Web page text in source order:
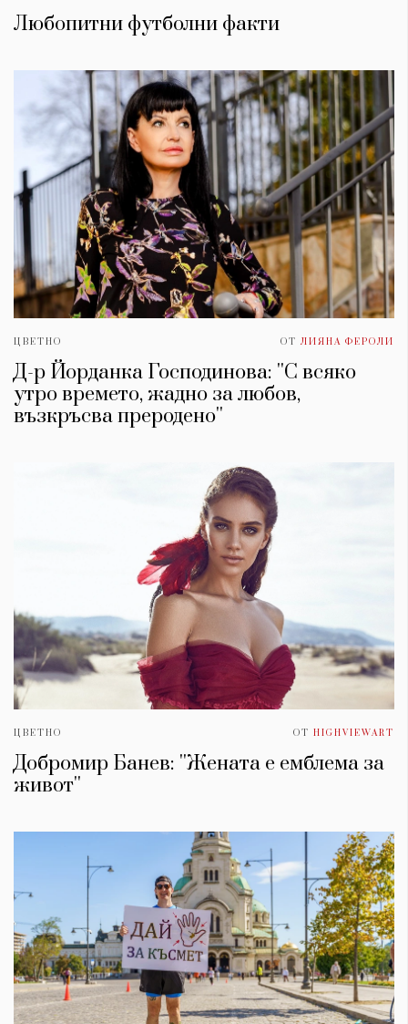
Любопитни футболни факти
ЦВЕТНО ОТ ЛИЯНА ФЕРОЛИ
Д-р Йорданка Господинова: ''С всяко
утро времето, жадно за любов,
възкръсва преродено''
ЦВЕТНО ОТ HIGHVIEWART
Добромир Банев: ''Жената е емблема за
живот''